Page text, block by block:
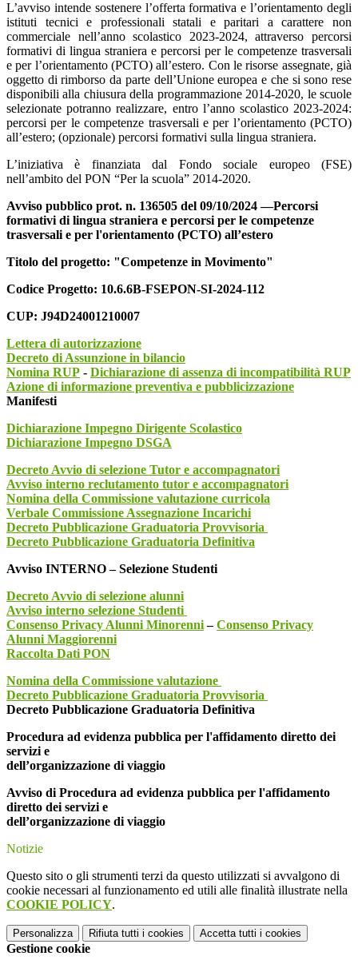
L’avviso intende sostenere l’offerta formativa e l’orientamento degli
istituti tecnici e professionali statali e paritari a carattere non
commerciale nell’anno scolastico 2023-2024, attraverso percorsi
formativi di lingua straniera e percorsi per le competenze trasversali
e per l’orientamento (PCTO) all’estero. Con le risorse assegnate, già
oggetto di rimborso da parte dell’Unione europea e che si sono rese
disponibili alla chiusura della programmazione 2014-2020, le scuole
selezionate potranno realizzare, entro l’anno scolastico 2023-2024:
percorsi per le competenze trasversali e per l’orientamento (PCTO)
all’estero; (opzionale) percorsi formativi sulla lingua straniera.
L’iniziativa è finanziata dal Fondo sociale europeo (FSE)
nell’ambito del PON “Per la scuola” 2014-2020.
Avviso pubblico prot. n. 136505 del 09/10/2024 —Percorsi
formativi di lingua straniera e percorsi per le competenze
trasversali e per l'orientamento (PCTO) all’estero
Titolo del progetto: "Competenze in Movimento"
Codice Progetto: 10.6.6B-FSEPON-SI-2024-112
CUP: J94D24001210007
Lettera di autorizzazione
Decreto di Assunzione in bilancio
Nomina RUP - Dichiarazione di assenza di incompatibilità RUP
Azione di informazione preventiva e pubblicizzazione
Manifesti
Dichiarazione Impegno Dirigente Scolastico
Dichiarazione Impegno DSGA
Decreto Avvio di selezione Tutor e accompagnatori
Avviso interno reclutamento tutor e accompagnatori
Nomina della Commissione valutazione curricola
Verbale Commissione Assegnazione Incarichi
Decreto Pubblicazione Graduatoria Provvisoria
Decreto Pubblicazione Graduatoria Definitiva
Avviso INTERNO – Selezione Studenti
Decreto Avvio di selezione alunni
Avviso interno selezione Studenti
Consenso Privacy Alunni Minorenni – Consenso Privacy
Alunni Maggiorenni
Raccolta Dati PON
Nomina della Commissione valutazione
Decreto Pubblicazione Graduatoria Provvisoria
Decreto Pubblicazione Graduatoria Definitiva
Procedura ad evidenza pubblica per l'affidamento diretto dei
servizi e
dell’organizzazione di viaggio
Avviso di Procedura ad evidenza pubblica per l'affidamento
diretto dei servizi e
dell’organizzazione di viaggio
Notizie
Questo sito o gli strumenti terzi da questo utilizzati si avvalgono di
cookie necessari al funzionamento ed utili alle finalità illustrate nella
COOKIE POLICY.
Personalizza Rifiuta tutti i cookies Accetta tutti i cookies
Gestione cookie